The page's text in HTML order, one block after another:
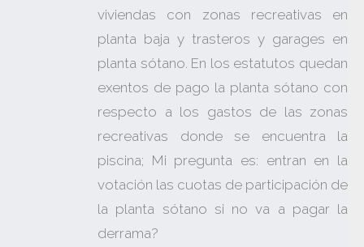
viviendas con zonas recreativas en
planta baja y trasteros y garages en
planta sótano. En los estatutos quedan
exentos de pago la planta sótano con
respecto a los gastos de las zonas
recreativas donde se encuentra la
piscina; Mi pregunta es: entran en la
votación las cuotas de participación de
la planta sótano si no va a pagar la
derrama?